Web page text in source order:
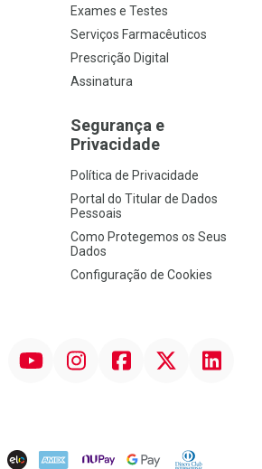
Exames e Testes
Serviços Farmacêuticos
Prescrição Digital
Assinatura
Segurança e
Privacidade
Política de Privacidade
Portal do Titular de Dados
Pessoais
Como Protegemos os Seus
Dados
Configuração de Cookies
InstagramFacebookTwitter Linkedin
ELO AMEX NuPay Google PayDiners Club